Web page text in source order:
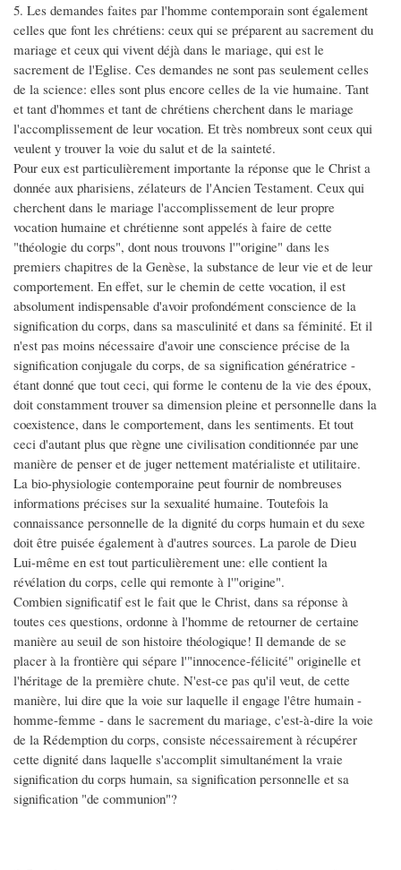
5. Les demandes faites par l'homme contemporain sont également
celles que font les chrétiens: ceux qui se préparent au sacrement du
mariage et ceux qui vivent déjà dans le mariage, qui est le
sacrement de l'Eglise. Ces demandes ne sont pas seulement celles
de la science: elles sont plus encore celles de la vie humaine. Tant
et tant d'hommes et tant de chrétiens cherchent dans le mariage
l'accomplissement de leur vocation. Et très nombreux sont ceux qui
veulent y trouver la voie du salut et de la sainteté.
Pour eux est particulièrement importante la réponse que le Christ a
donnée aux pharisiens, zélateurs de l'Ancien Testament. Ceux qui
cherchent dans le mariage l'accomplissement de leur propre
vocation humaine et chrétienne sont appelés à faire de cette
"théologie du corps", dont nous trouvons l'"origine" dans les
premiers chapitres de la Genèse, la substance de leur vie et de leur
comportement. En effet, sur le chemin de cette vocation, il est
absolument indispensable d'avoir profondément conscience de la
signification du corps, dans sa masculinité et dans sa féminité. Et il
n'est pas moins nécessaire d'avoir une conscience précise de la
signification conjugale du corps, de sa signification génératrice -
étant donné que tout ceci, qui forme le contenu de la vie des époux,
doit constamment trouver sa dimension pleine et personnelle dans la
coexistence, dans le comportement, dans les sentiments. Et tout
ceci d'autant plus que règne une civilisation conditionnée par une
manière de penser et de juger nettement matérialiste et utilitaire.
La bio-physiologie contemporaine peut fournir de nombreuses
informations précises sur la sexualité humaine. Toutefois la
connaissance personnelle de la dignité du corps humain et du sexe
doit être puisée également à d'autres sources. La parole de Dieu
Lui-même en est tout particulièrement une: elle contient la
révélation du corps, celle qui remonte à l'"origine".
Combien significatif est le fait que le Christ, dans sa réponse à
toutes ces questions, ordonne à l'homme de retourner de certaine
manière au seuil de son histoire théologique! Il demande de se
placer à la frontière qui sépare l'"innocence-félicité" originelle et
l'héritage de la première chute. N'est-ce pas qu'il veut, de cette
manière, lui dire que la voie sur laquelle il engage l'être humain -
homme-femme - dans le sacrement du mariage, c'est-à-dire la voie
de la Rédemption du corps, consiste nécessairement à récupérer
cette dignité dans laquelle s'accomplit simultanément la vraie
signification du corps humain, sa signification personnelle et sa
signification "de communion"?